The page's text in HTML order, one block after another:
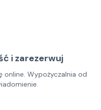
i zarezerwuj
online. Wypożyczalnia od